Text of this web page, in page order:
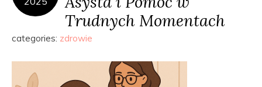
Trudnych Momentach
categories: zdrowie